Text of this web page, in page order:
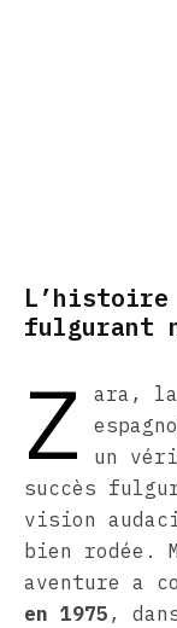
L’histoire
fulgurant
Z
ara, la
un
succès
vision
bien rodée.
aventure a
en 1975 ,